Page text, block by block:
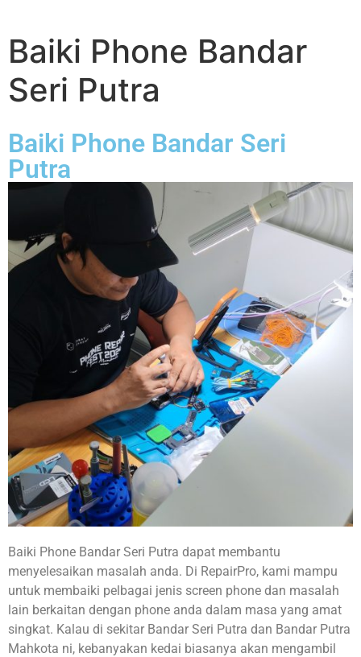
Baiki Phone Bandar
Seri Putra
Baiki Phone Bandar Seri
Putra
Baiki Phone Bandar Seri Putra dapat membantu
menyelesaikan masalah anda. Di RepairPro, kami mampu
untuk membaiki pelbagai jenis screen phone dan masalah
lain berkaitan dengan phone anda dalam masa yang amat
singkat. Kalau di sekitar Bandar Seri Putra dan Bandar Putra
Mahkota ni, kebanyakan kedai biasanya akan mengambil